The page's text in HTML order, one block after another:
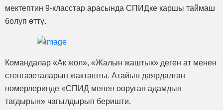
мектептин 9-класстар арасында СПИДке каршы таймаш
болуп өттү.
Командалар «Ак жол», «Жалын жаштык» деген ат менен
стенгазеталарын жакташты. Атайын даярдалган
номерлеринде «СПИД менен ооруган адамдын
тагдырын» чагылдырып беришти.